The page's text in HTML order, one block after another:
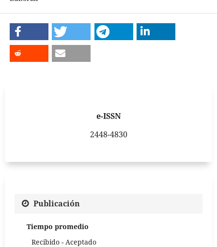
e-ISSN
2448-4830
Publicación
Tiempo promedio
Recibido - Aceptado